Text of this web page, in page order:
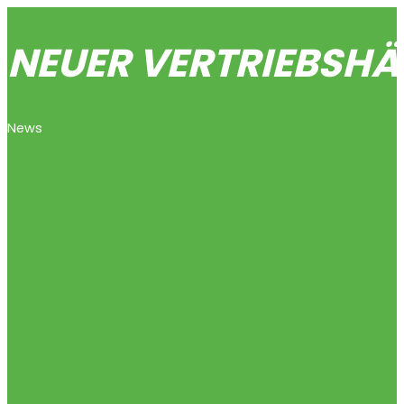
NEUER
News